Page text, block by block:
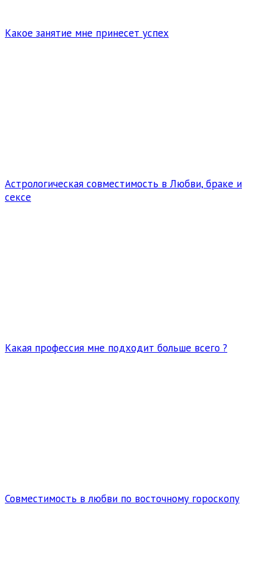
Какое занятие мне принесет успех
Астрологическая совместимость в Любви, браке и
сексе
Какая профессия мне подходит больше всего ?
Совместимость в любви по восточному гороскопу